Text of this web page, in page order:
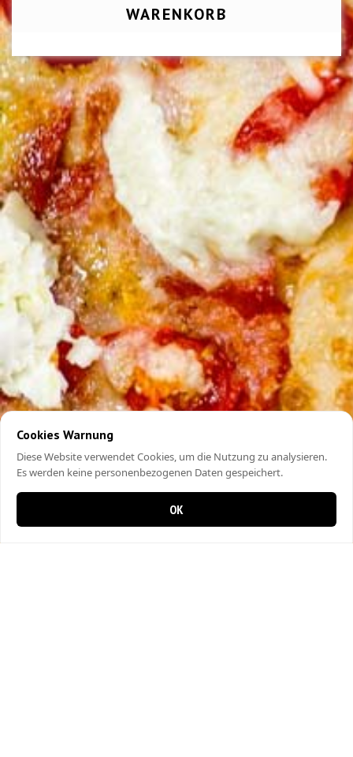
WARENKORB
Cookies Warnung
Diese Website verwendet Cookies, um die Nutzung zu analysieren.
Es werden keine personenbezogenen Daten gespeichert.
OK